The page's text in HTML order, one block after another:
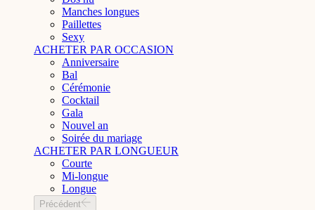
Manches longues
Paillettes
Sexy
ACHETER PAR OCCASION
Anniversaire
Bal
Cérémonie
Cocktail
Gala
Nouvel an
Soirée du mariage
ACHETER PAR LONGUEUR
Courte
Mi-longue
Longue
Précédent